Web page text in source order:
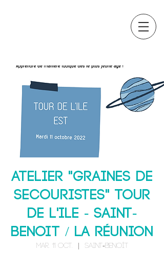
Atelier "Graines de
secouristes" TOUR
DE L'ILE - Saint-
Benoit / La Réunion
mar. 11 oct. Saint-Benoît